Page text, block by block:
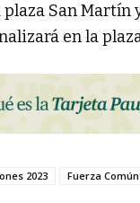
plaza San Martín
en la
2023 Fuerza Común